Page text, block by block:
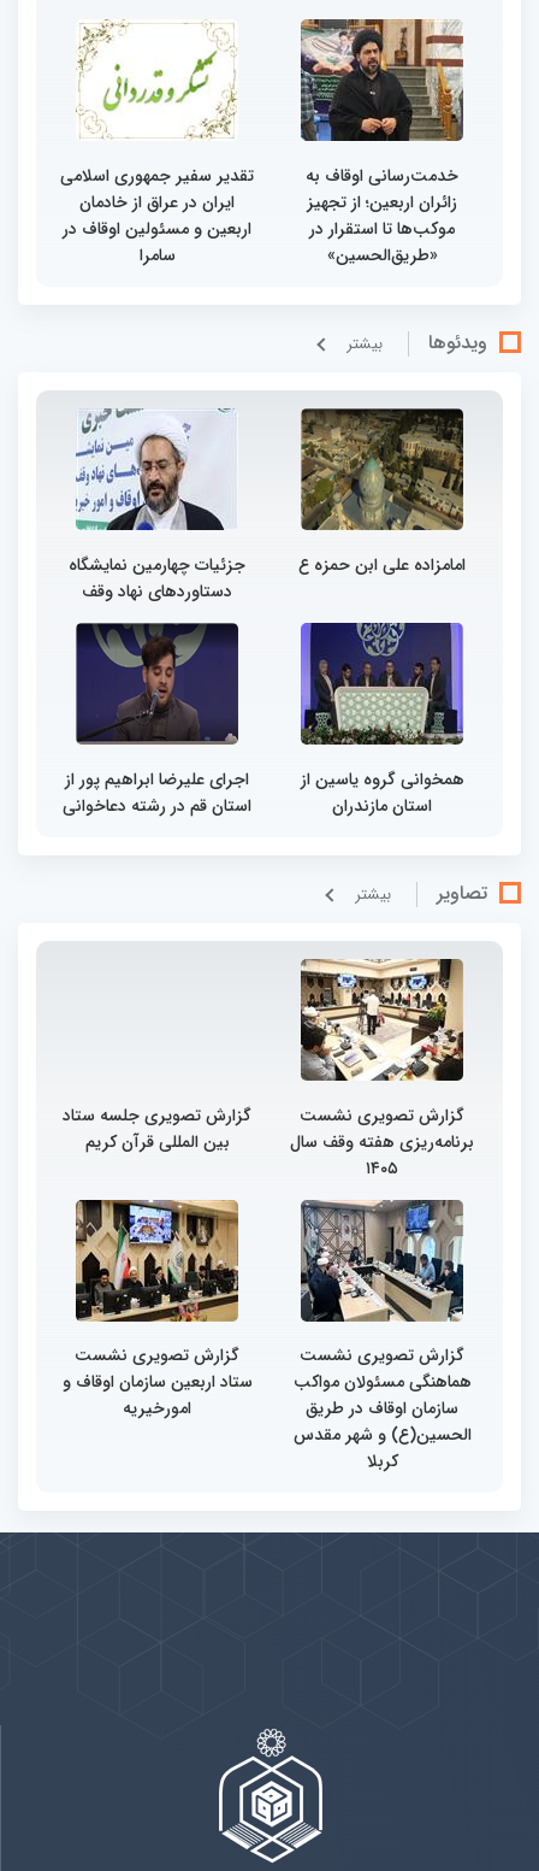
خدمت‌رسانی اوقاف به
زائران اربعین؛ از تجهیز
موکب‌ها تا استقرار در
«طریق‌الحسین»
تقدیر سفیر جمهوری اسلامی
ایران در عراق از خادمان
اربعین و مسئولین اوقاف در
سامرا
ویدئوها بيشتر
امامزاده علی ابن حمزه ع
جزئیات چهارمین نمایشگاه
دستاوردهای نهاد وقف
همخوانی گروه یاسین از
استان مازندران
اجرای علیرضا ابراهیم پور از
استان قم در رشته دعاخوانی
تصاویر بيشتر
گزارش تصویری نشست
برنامه‌ریزی هفته وقف سال
۱۴۰۵
گزارش تصویری جلسه ستاد
بین المللی قرآن کریم
گزارش تصویری نشست
هماهنگی مسئولان مواکب
سازمان اوقاف در طریق
الحسین(ع) و شهر مقدس
کربلا
گزارش تصویری نشست
ستاد اربعین سازمان اوقاف و
امورخیریه